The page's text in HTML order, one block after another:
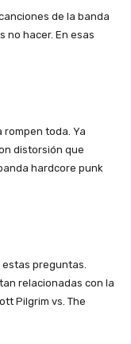
de la banda
no hacer. En esas
rompen toda. Ya
distorsión que
hardcore punk
preguntas.
relacionadas con la
Pilgrim vs. The